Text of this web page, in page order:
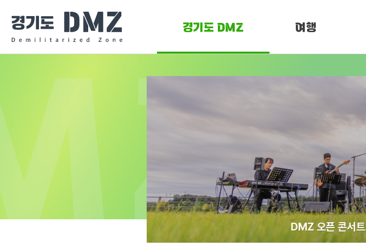
경기도 DMZ
DMZ 소개
여행
여행정보
DMZ OPEN
페스티벌
DMZ 오픈 콘서트